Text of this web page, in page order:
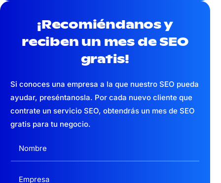
¡Recomiéndanos y
reciben un mesde SEO
gratis!
Si conoces una empresa a la que nuestro SEO pueda
ayudar, preséntanosla. Por cada nuevo cliente que
contrate un servicio SEO, obtendrás un mes de SEO
gratis para tu negocio.